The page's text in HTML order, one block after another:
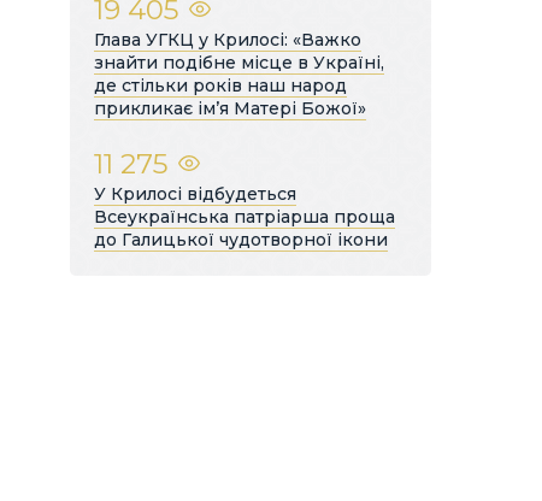
19 405
Глава УГКЦ у Крилосі: «Важко
знайти подібне місце в Україні,
де стільки років наш народ
прикликає ім’я Матері Божої»
11 275
У Крилосі відбудеться
Всеукраїнська патріарша проща
до Галицької чудотворної ікони